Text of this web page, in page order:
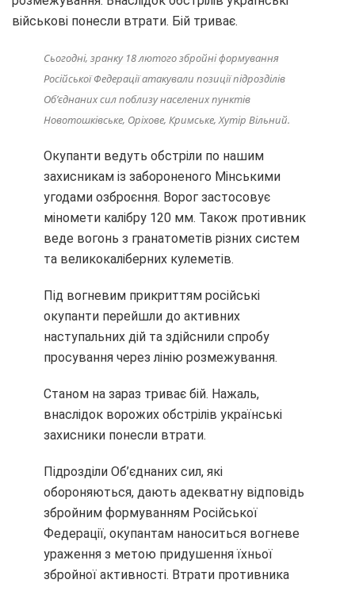
військові понесли втрати. Бій триває.
Сьогодні, зранку 18 лютого збройні формування
Російської Федерації атакували позиції підрозділів
Об’єднаних сил поблизу населених пунктів
Новотошківське, Оріхове, Кримське, Хутір Вільний.
Окупанти ведуть обстріли по нашим
захисникам із забороненого Мінськими
угодами озброєння. Ворог застосовує
міномети калібру 120 мм. Також противник
веде вогонь з гранатометів різних систем
та великокаліберних кулеметів.
Під вогневим прикриттям російські
окупанти перейшли до активних
наступальних дій та здійснили спробу
просування через лінію розмежування.
Станом на зараз триває бій. Нажаль,
внаслідок ворожих обстрілів українські
захисники понесли втрати.
Підрозділи Об’єднаних сил, які
обороняються, дають адекватну відповідь
збройним формуванням Російської
Федерації, окупантам наноситься вогневе
ураження з метою придушення їхньої
збройної активності. Втрати противника